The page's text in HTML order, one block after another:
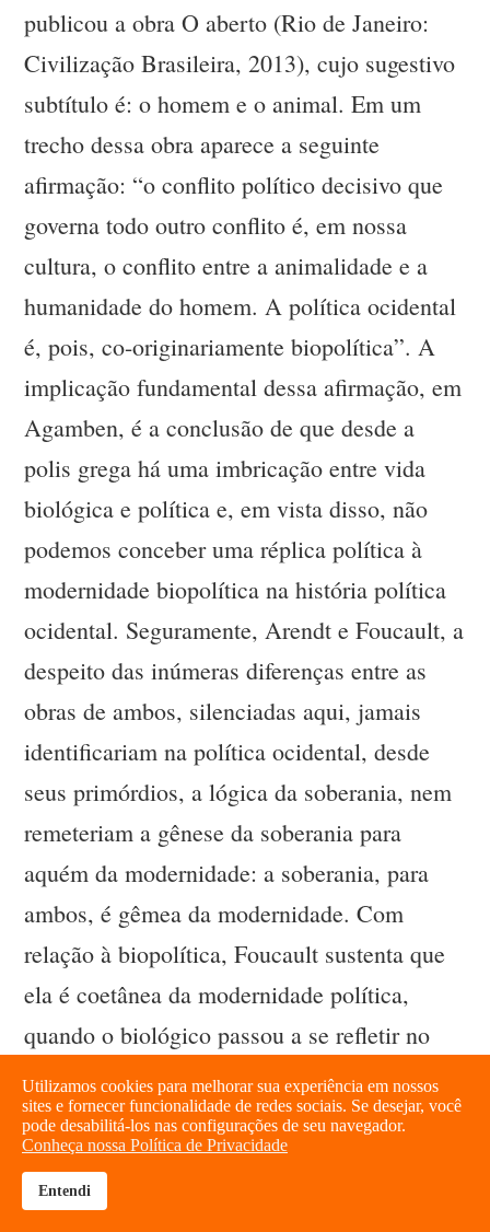
publicou a obra O aberto (Rio de Janeiro:
Civilização Brasileira, 2013), cujo sugestivo
subtítulo é: o homem e o animal. Em um
trecho dessa obra aparece a seguinte
afirmação: “o conflito político decisivo que
governa todo outro conflito é, em nossa
cultura, o conflito entre a animalidade e a
humanidade do homem. A política ocidental
é, pois, co-originariamente biopolítica”. A
implicação fundamental dessa afirmação, em
Agamben, é a conclusão de que desde a
polis grega há uma imbricação entre vida
biológica e política e, em vista disso, não
podemos conceber uma réplica política à
modernidade biopolítica na história política
ocidental. Seguramente, Arendt e Foucault, a
despeito das inúmeras diferenças entre as
obras de ambos, silenciadas aqui, jamais
identificariam na política ocidental, desde
seus primórdios, a lógica da soberania, nem
remeteriam a gênese da soberania para
aquém da modernidade: a soberania, para
ambos, é gêmea da modernidade. Com
relação à biopolítica, Foucault sustenta que
ela é coetânea da modernidade política,
quando o biológico passou a se refletir no
político, e as questões relativas à gestão da
vida individual e coletiva passaram a ser o
alvo privilegiado do poder político.
brightness_high
Utilizamos cookies para melhorar sua experiência em nossos
sites e fornecer funcionalidade de redes sociais. Se desejar, você
pode desabilitá-los nas configurações de seu navegador.
Conheça nossa Política de Privacidade
Entendi